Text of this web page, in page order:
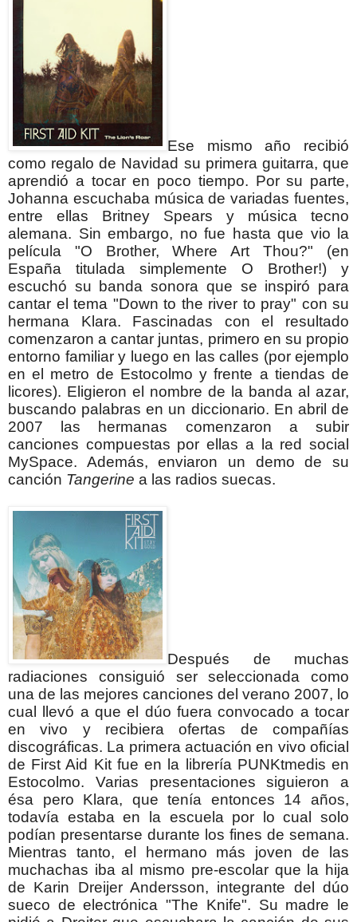
Ese mismo año recibió
como regalo de Navidad su primera guitarra, que
aprendió a tocar en poco tiempo. Por su parte,
Johanna escuchaba música de variadas fuentes,
entre ellas Britney Spears y música tecno
alemana. Sin embargo, no fue hasta que vio la
película "O Brother, Where Art Thou?" (en
España titulada simplemente O Brother!) y
escuchó su banda sonora que se inspiró para
cantar el tema "Down to the river to pray" con su
hermana Klara. Fascinadas con el resultado
comenzaron a cantar juntas, primero en su propio
entorno familiar y luego en las calles (por ejemplo
en el metro de Estocolmo y frente a tiendas de
licores). Eligieron el nombre de la banda al azar,
buscando palabras en un diccionario. En abril de
2007 las hermanas comenzaron a subir
canciones compuestas por ellas a la red social
MySpace. Además, enviaron un demo de su
canción Tangerine a las radios suecas.
Después de muchas
radiaciones consiguió ser seleccionada como
una de las mejores canciones del verano 2007, lo
cual llevó a que el dúo fuera convocado a tocar
en vivo y recibiera ofertas de compañías
discográficas. La primera actuación en vivo oficial
de First Aid Kit fue en la librería PUNKtmedis en
Estocolmo. Varias presentaciones siguieron a
ésa pero Klara, que tenía entonces 14 años,
todavía estaba en la escuela por lo cual solo
podían presentarse durante los fines de semana.
Mientras tanto, el hermano más joven de las
muchachas iba al mismo pre-escolar que la hija
de Karin Dreijer Andersson, integrante del dúo
sueco de electrónica "The Knife". Su madre le